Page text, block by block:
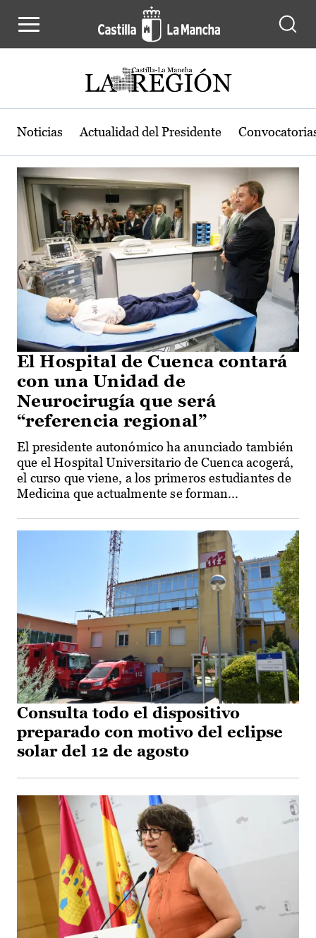
Actualidad de la región de Castilla-
Noticias Actualidad del Presidente
El Hospital de Cuenca contará
con una Unidad de
Neurocirugía que será
“referencia regional”
El presidente autonómico ha anunciado también
que el Hospital Universitario de Cuenca acogerá,
el curso que viene, a los primeros estudiantes de
Medicina que actualmente se forman...
Consulta todo el dispositivo
preparado con motivo del eclipse
solar del 12 de agosto